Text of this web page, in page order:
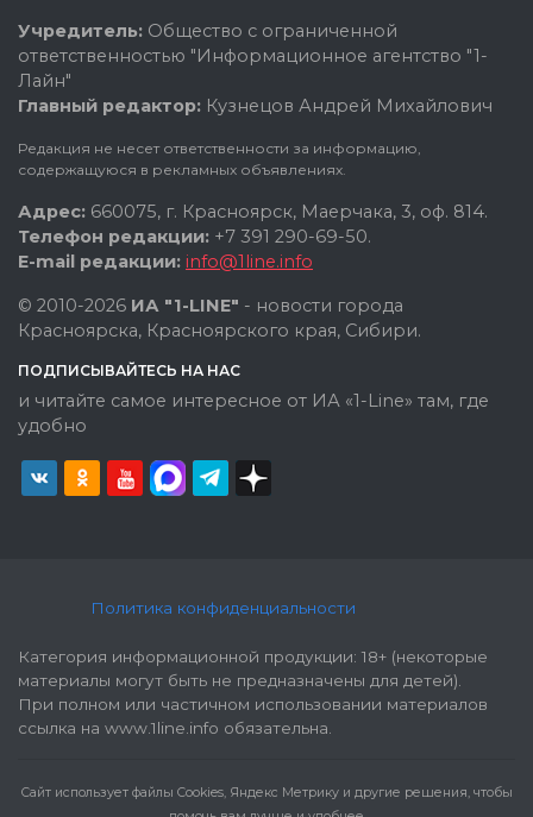
Учредитель: Общество с ограниченной
ответственностью "Информационное агентство "1-
Лайн"
Главный редактор: Кузнецов Андрей Михайлович
Редакция не несет ответственности за информацию,
содержащуюся в рекламных объявлениях.
Адрес: 660075, г. Красноярск, Маерчака, 3, оф. 814.
Телефон редакции: +7 391 290-69-50.
E-mail редакции: info@1line.info
© 2010-2026 ИА "1-LINE" - новости города
Красноярска, Красноярского края, Сибири.
ПОДПИСЫВАЙТЕСЬ НА НАС
и читайте самое интересное от ИА «1-Line» там, где
удобно
Политика конфиденциальности
Категория информационной продукции: 18+ (некоторые
материалы могут быть не предназначены для детей).
При полном или частичном использовании материалов
ссылка на www.1line.info обязательна.
Cайт использует файлы Cookies, Яндекс Метрику и другие решения, чтобы